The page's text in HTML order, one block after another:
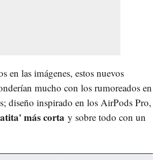
en las imágenes, estos nuevos
mucho con los rumoreados en
diseño inspirado en los AirPods Pro,
más corta y sobre todo con un